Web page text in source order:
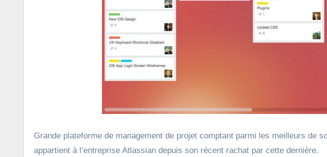
Grande plateforme de management de projet comptant parmi les meilleurs de
appartient à l’entreprise Atlassian depuis son récent rachat par cette dernière.